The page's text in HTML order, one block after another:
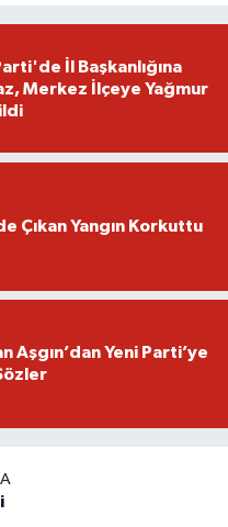
İl Başkanlığına
Merkez İlçeye Yağmur
Çıkan Yangın Korkuttu
Aşgın’dan Yeni Parti’ye